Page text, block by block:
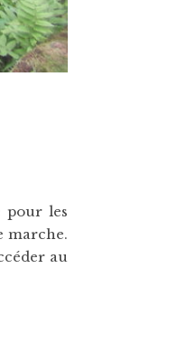
pour les
marche.
au